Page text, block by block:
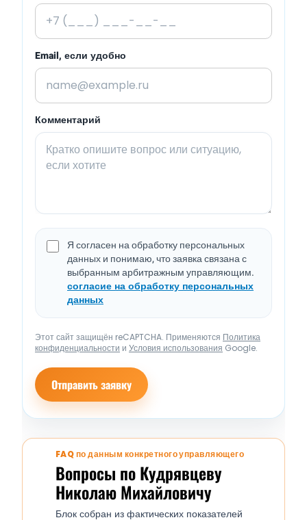
Email, если удобно
Комментарий
Я согласен на обработку персональных
данных и понимаю, что заявка связана с
выбранным арбитражным управляющим.
согласие на обработку персональных
данных
Этот сайт защищён reCAPTCHA. Применяются Политика
конфиденциальности и Условия использования Google.
Отправить заявку
FAQ по данным конкретного управляющего
Вопросы по Кудрявцеву
Николаю Михайловичу
Блок собран из фактических показателей